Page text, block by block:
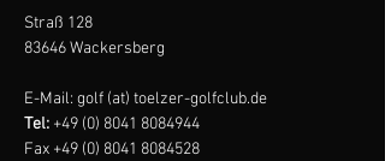
Straß 128
83646 Wackersberg
E-Mail: golf (at) toelzer-golfclub.de
Tel: +49 (0) 8041 8084944
Fax +49 (0) 8041 8084528